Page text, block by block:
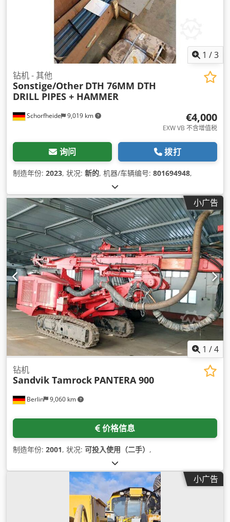
1 /3
Schorfheide 9,019 km
钻机 - 其他
Sonstige/Other DTH 76MM DTH
DRILL PIPES + HAMMER
€4,000
EXW VB 不含增值税
询问 拨打
制造年份: 2023, 状况: 新的, 机器/车辆编号: 801694948,
小广告
1 /4
Berlin 9,060 km
钻机
Sandvik Tamrock PANTERA 900
价格信息
制造年份: 2001, 状况: 可投入使用（二手） ,
小广告